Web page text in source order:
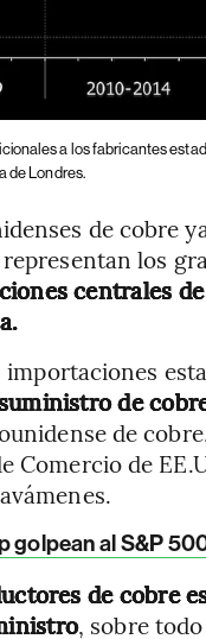
a los fabricantes
de Londres.
de cobre
los
centrales
de
de
Comercio de
golpean al S&P
de cobre
, sobre